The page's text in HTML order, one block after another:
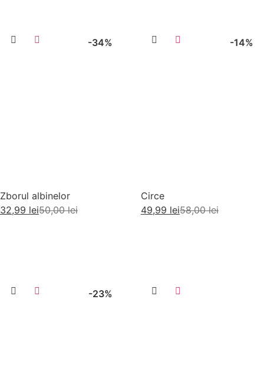
-34%
Zborul albinelor
50,00lei
32,99 lei
-14%
Circe
58,00lei
49,99 lei
-23%